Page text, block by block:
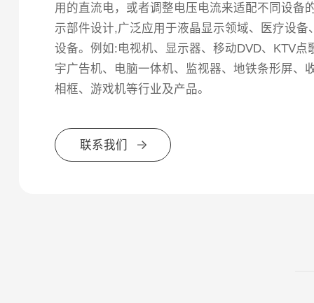
用的直流电，或者调整电压电流来适配不同设备
示部件设计,广泛应用于液晶显示领域、医疗设备
设备。例如:电视机、显示器、移动DVD、KTV点
宇广告机、电脑一体机、监视器、地铁条形屏、
相框、游戏机等行业及产品。
联系我们